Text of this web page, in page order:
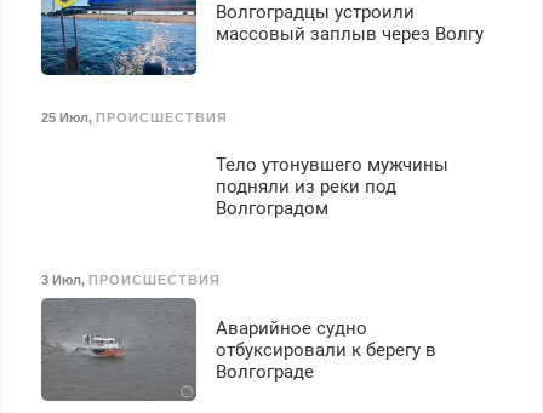
Волгоградцы устроили
массовый заплыв через Волгу
25 Июл, ПРОИСШЕСТВИЯ
Тело утонувшего мужчины
подняли из реки под
Волгоградом
3 Июл, ПРОИСШЕСТВИЯ
Аварийное судно
отбуксировали к берегу в
Волгограде